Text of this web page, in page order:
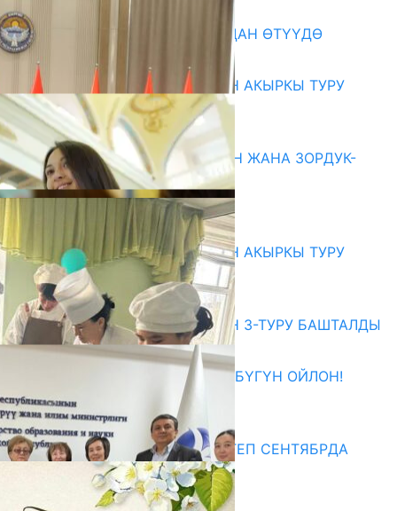
Акыркы жаңылыктар
199 ТРЕНЕР МУГАЛИМ ОКУУДАН ӨТҮҮДӨ
10.08.2026
ЖОЖДОРГО КАБЫЛ АЛУУНУН АКЫРКЫ ТУРУ
СТАРТ АЛДЫ
10.08.2026
ГЕНДЕРДИК БАСМЫРЛООДОН ЖАНА ЗОРДУК-
ЗОМБУЛУКТАН КОРГОО
07.08.2026
Абитуриент
ЖОЖДОРГО КАБЫЛ АЛУУНУН АКЫРКЫ ТУРУ
СТАРТ АЛДЫ
10.08.2026
ЖОЖДОРГО КАБЫЛ АЛУУНУН 3-ТУРУ БАШТАЛДЫ
27.07.2026
ӨЗҮҢДҮН КЕЛЕЧЕГИҢ ҮЧҮН БҮГҮН ОЙЛОН!
20.07.2026
Медиа
СУЗАКТА 750 ОРУНДУУ МЕКТЕП СЕНТЯБРДА
ПАЙДАЛАНУУГА БЕРИЛЕТ
07.08.2025